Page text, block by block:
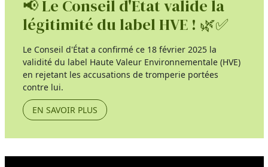
📢 Le Conseil d'État valide la
légitimité du label HVE ! 🌿✅
Le Conseil d'État a confirmé ce 18 février 2025 la
validité du label Haute Valeur Environnementale (HVE)
en rejetant les accusations de tromperie portées
contre lui.
EN SAVOIR PLUS